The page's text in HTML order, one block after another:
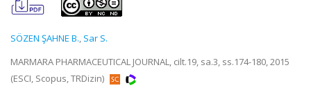
SÖZEN ŞAHNE B., Sar S.
MARMARA PHARMACEUTICAL JOURNAL, cilt.19, sa.3, ss.174-180, 2015
(ESCI, Scopus, TRDizin)